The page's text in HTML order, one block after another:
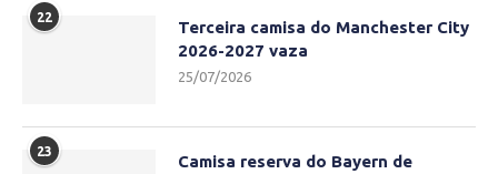
22
Terceira camisa do Manchester City
2026-2027 vaza
25/07/2026
23
Camisa reserva do Bayern de